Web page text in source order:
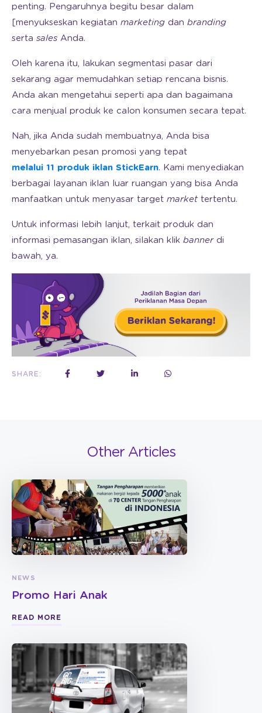
penting. Pengaruhnya begitu besar dalam
[menyukseskan kegiatan marketing dan branding
serta sales Anda.
Oleh karena itu, lakukan segmentasi pasar dari
sekarang agar memudahkan setiap rencana bisnis.
Anda akan mengetahui seperti apa dan bagaimana
cara menjual produk ke calon konsumen secara tepat.
Nah, jika Anda sudah membuatnya, Anda bisa
menyebarkan pesan promosi yang tepat
melalui 11 produk iklan StickEarn. Kami menyediakan
berbagai layanan iklan luar ruangan yang bisa Anda
manfaatkan untuk menyasar target markettertentu.
Untuk informasi lebih lanjut, terkait produk dan
informasi pemasangan iklan, silakan klik bannerdi
bawah, ya.
SHARE:
Other Articles
NEWS
Promo Hari Anak
READ MORE